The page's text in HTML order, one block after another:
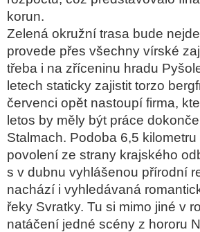
korun.
Zelená okružní trasa bude
provede přes všechny vírské
třeba i na zříceninu hradu
letech staticky zajistit torzo
červenci opět nastoupí firma,
letos by měly být práce
Stalmach. Podoba 6,5
povolení ze strany krajského
s v dubnu vyhlášenou přírodní
nachází i vyhledávaná
řeky Svratky. Tu si mimo jiné v
natáčení jedné scény z hororu